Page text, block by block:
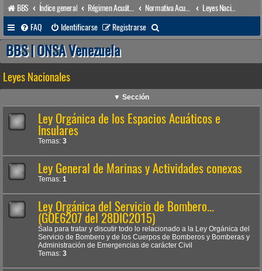
BBS Índice general
Leyes Nacionales
FAQ
Identificarse Registrarse
u
a
r
BBS | ONSA Venezuela
Leyes Nacionales
▼ Sección
Ley Orgánica de los Espacios Acuáticos e
Insulares
Temas: 3
Ley General de Marinas y Actividades conexas
Temas: 1
Ley Orgánica del Servicio de Bombero...
(GOE6207 del 28DIC2015)
Sala para tratar y discutir todo lo relacionado a la Ley Orgánica del
Servicio de Bombero y de los Cuerpos de Bomberos y Bomberas y
Administración de Emergencias de carácter Civil
Temas: 3